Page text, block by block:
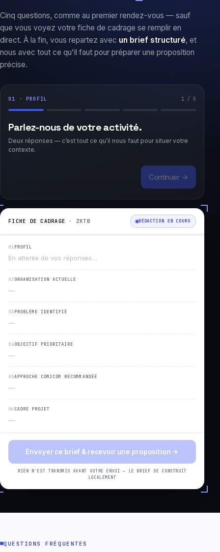
Cinq questions, comme au premier rendez-vous — sauf
que vous voyez votre fiche de cadrage se remplir en
direct. À la fin, vous repartez avec un brief structuré, et
nous avec tout ce qu'il faut pour préparer une proposition
précise.
01 · PROFIL 1 / 5
Parlez-nous de votre activité.
Deux réponses — c’est tout ce qu’il nous faut pour situer votre
contexte.
Continuer →
FICHE DE CADRAGE · ZKTB RÉDACTION EN COURS
01 PROFIL
En attente de vos réponses…
02 ORGANISATION ACTUELLE
—
03 PROBLÈME IDENTIFIÉ
—
04OBJECTIF PRIORITAIRE
—
05APPROCHE COM2COM RECOMMANDÉE
—
06 CADRE PROJET
—
Envoyer ce brief & recevoir une proposition
RIEN N'EST TRANSMIS AVANT VOTRE ENVOI — LE BRIEF SE CONSTRUIT
LOCALEMENT
QUESTIONS FRÉQUENTES